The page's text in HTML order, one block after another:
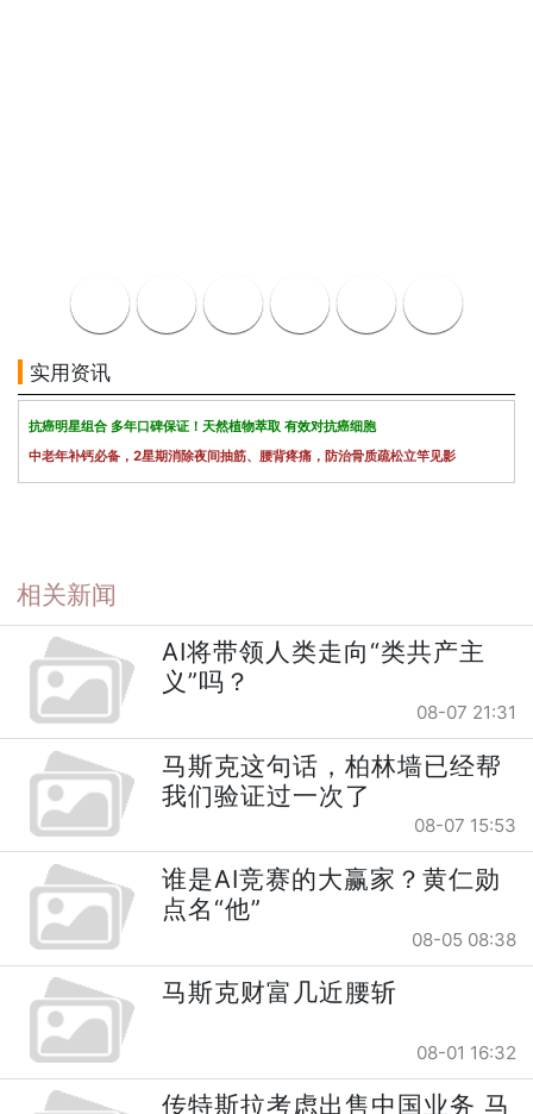
实用资讯
抗癌明星组合 多年口碑保证！天然植物萃取 有效对抗癌细胞
中老年补钙必备，2星期消除夜间抽筋、腰背疼痛，防治骨质疏松立竿见影
相关新闻
AI将带领人类走向“类共产主
义”吗？
08-07 21:31
马斯克这句话，柏林墙已经帮
我们验证过一次了
08-07 15:53
谁是AI竞赛的大赢家？黄仁勋
点名“他”
08-05 08:38
马斯克财富几近腰斩
08-01 16:32
传特斯拉考虑出售中国业务 马